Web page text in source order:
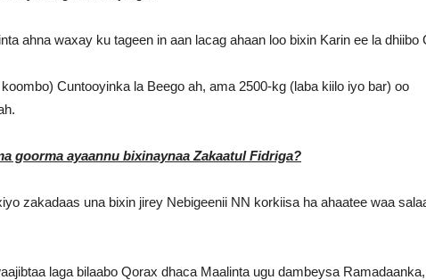
ahna waxay ku tageen in aan lacag ahaan loo bixin Karin ee la dhiibo
Cuntooyinka la Beego ah, ama 2500-kg (laba kiilo iyo bar) oo
goorma ayaannu bixinaynaa Zakaatul Fidriga?
zakadaas una bixin jirey Nebigeenii NN korkiisa ha ahaatee waa
laga bilaabo Qorax dhaca Maalinta ugu dambeysa